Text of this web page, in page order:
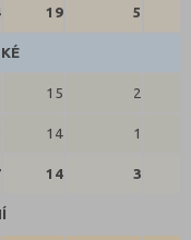
19 5
15 2
14 1
14 3